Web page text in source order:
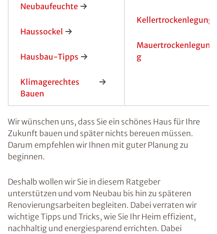
Neubaufeuchte
Haussockel
Hausbau-Tipps
Klimagerechtes
Bauen
Kellertrockenlegung
Mauertrockenlegun
g
Wir wünschen uns, dass Sie ein schönes Haus für Ihre
Zukunft bauen und später nichts bereuen müssen.
Darum empfehlen wir Ihnen mit guter Planung zu
beginnen.
Deshalb wollen wir Sie in diesem Ratgeber
unterstützen und vom Neubau bis hin zu späteren
Renovierungsarbeiten begleiten. Dabei verraten wir
wichtige Tipps und Tricks, wie Sie Ihr Heim effizient,
nachhaltig und energiesparend errichten. Dabei